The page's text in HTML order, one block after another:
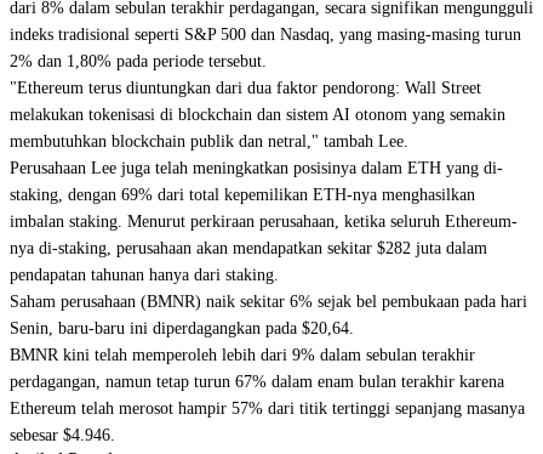
dari 8% dalam sebulan terakhir perdagangan, secara signifikan mengungguli
indeks tradisional seperti S&P 500 dan Nasdaq, yang masing-masing turun
2% dan 1,80% pada periode tersebut.
"Ethereum terus diuntungkan dari dua faktor pendorong: Wall Street
melakukan tokenisasi di blockchain dan sistem AI otonom yang semakin
membutuhkan blockchain publik dan netral," tambah Lee.
Perusahaan Lee juga telah meningkatkan posisinya dalam ETH yang di-
staking, dengan 69% dari total kepemilikan ETH-nya menghasilkan
imbalan staking. Menurut perkiraan perusahaan, ketika seluruh Ethereum-
nya di-staking, perusahaan akan mendapatkan sekitar $282 juta dalam
pendapatan tahunan hanya dari staking.
Saham perusahaan (BMNR) naik sekitar 6% sejak bel pembukaan pada hari
Senin, baru-baru ini diperdagangkan pada $20,64.
BMNR kini telah memperoleh lebih dari 9% dalam sebulan terakhir
perdagangan, namun tetap turun 67% dalam enam bulan terakhir karena
Ethereum telah merosot hampir 57% dari titik tertinggi sepanjang masanya
sebesar $4.946.